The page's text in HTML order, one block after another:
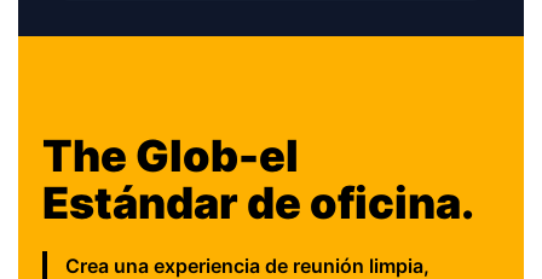
The Glob-el
Estándar de oficina.
Crea una experiencia de reunión limpia,